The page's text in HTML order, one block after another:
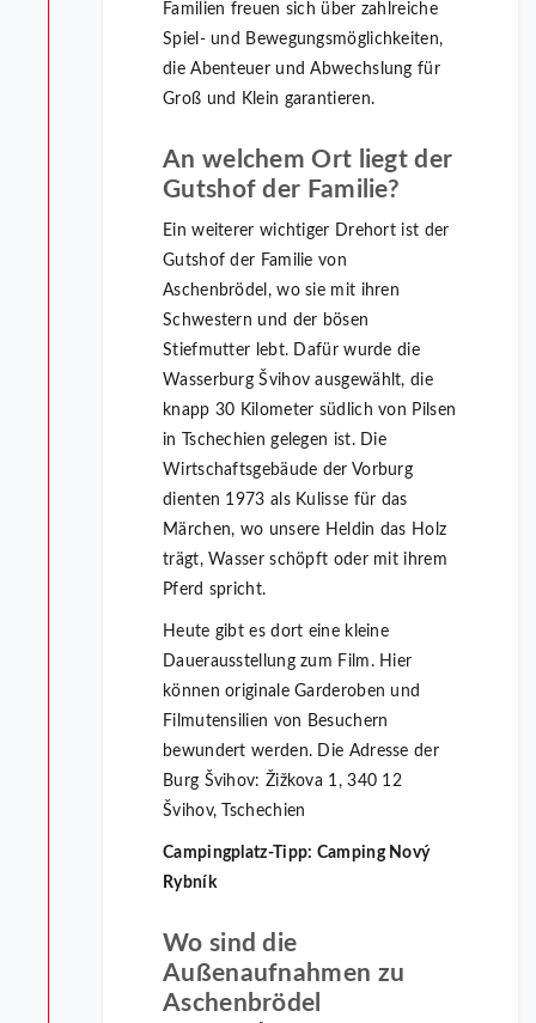
Familien freuen sich über zahlreiche
Spiel- und Bewegungsmöglichkeiten,
die Abenteuer und Abwechslung für
Groß und Klein garantieren.
An welchem Ort liegt der
Gutshof der Familie?
Ein weiterer wichtiger Drehort ist der
Gutshof der Familie von
Aschenbrödel, wo sie mit ihren
Schwestern und der bösen
Stiefmutter lebt. Dafür wurde die
Wasserburg Švihov ausgewählt, die
knapp 30 Kilometer südlich von Pilsen
in Tschechien gelegen ist. Die
Wirtschaftsgebäude der Vorburg
dienten 1973 als Kulisse für das
Märchen, wo unsere Heldin das Holz
trägt, Wasser schöpft oder mit ihrem
Pferd spricht.
Heute gibt es dort eine kleine
Dauerausstellung zum Film. Hier
können originale Garderoben und
Filmutensilien von Besuchern
bewundert werden. Die Adresse der
Burg Švihov: Žižkova 1, 340 12
Švihov, Tschechien
Campingplatz-Tipp: Camping Nový
Rybník
Wo sind die
Außenaufnahmen zu
Aschenbrödel